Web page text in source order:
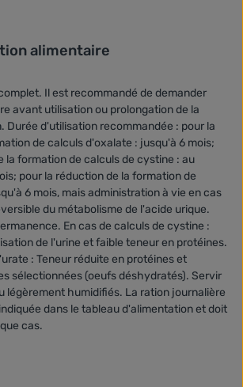
alimentaire
Il est recommandé de demander
avant utilisation ou prolongation de la
Durée d'utilisation recommandée : pour la
de calculs d'oxalate : jusqu'à 6 mois;
la formation de calculs de cystine : au
pour la réduction de la formation de
6 mois, mais administration à vie en cas
du métabolisme de l'acide urique.
En cas de calculs de cystine :
de l'urine et faible teneur en protéines.
: Teneur réduite en protéines et
sélectionnées (oeufs déshydratés). Servir
légèrement humidifiés. La ration journalière
dans le tableau d'alimentation et doit
cas.